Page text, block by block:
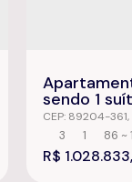
sendo 1
R$
CEP: 89204-361,
América
3 86 ~
1
1859m²